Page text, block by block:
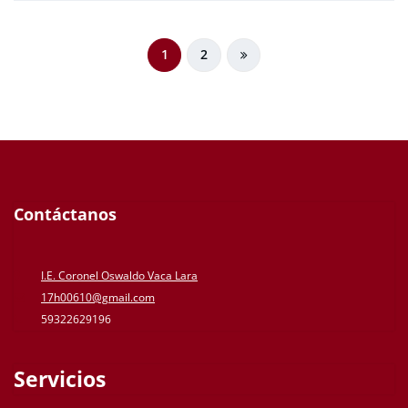
1 2
Contáctanos
I.E. Coronel Oswaldo Vaca Lara
17h00610@gmail.com
59322629196
Servicios